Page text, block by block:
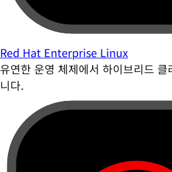
Red Hat Enterprise Linux
유연한 운영 체제에서 하이브리드
니다.